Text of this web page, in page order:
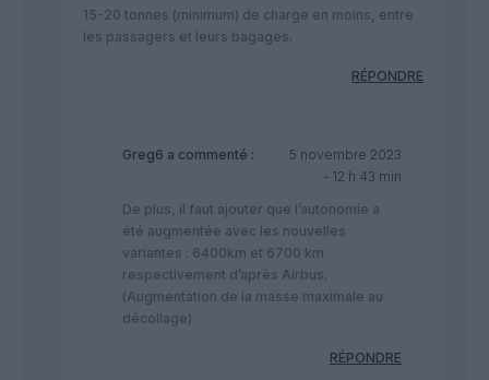
15-20 tonnes (minimum) de charge en moins, entre
les passagers et leurs bagages.
RÉPONDRE
Greg6 a commenté :
5 novembre 2023
- 12 h 43 min
De plus, il faut ajouter que l’autonomie a
été augmentée avec les nouvelles
variantes : 6400km et 6700 km
respectivement d’après Airbus.
(Augmentation de la masse maximale au
décollage)
RÉPONDRE